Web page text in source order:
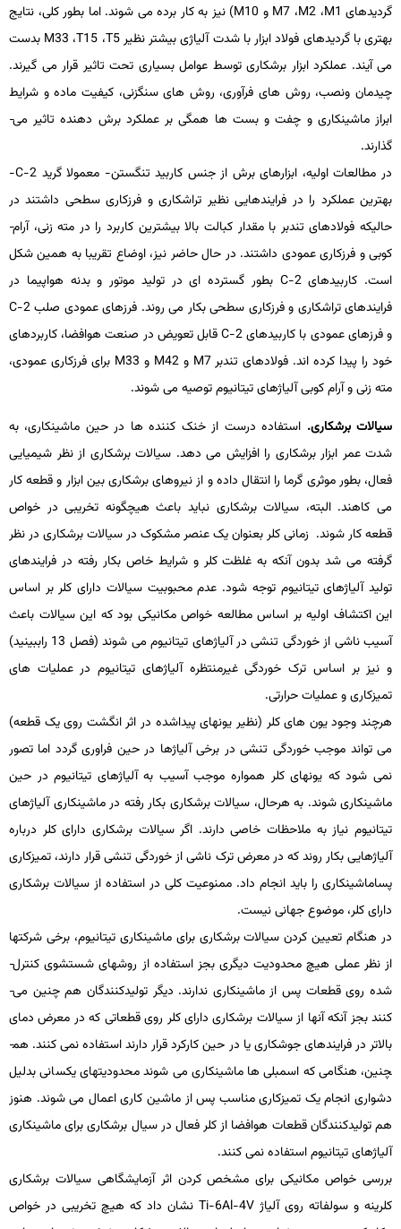
گردیدهای M1،M2، M7 و M10) نیز به کار برده می­ شوند. اما بطور کلی، نتایج
بهتری با گردیدهای فولاد ابزار با شدت آلیاژی بیشتر نظیرT5، T15، M33 بدست
می­ آیند. عملکرد ابزار برشکاری توسط عوامل بسیاری تحت تاثیر قرار می­ گیرند.
چیدمان ونصب، روش­ های فرآوری، روش­ های سنگ­زنی، کیفیت ماده و شرایط
ابراز ماشین­کاری و چفت و بست­ ها همگی بر عملکرد برش ­دهنده تاثیر می­
گذارند.
در مطالعات اولیه، ابزارهای برش از جنس کاربید تنگستن- معمولا گرید C-2
-
بهترین عملکرد را در فرایندهایی نظیر تراشکاری و فرزکاری سطحی داشتند در
حالی­که فولادهای تندبر با مقدار کبالت بالا بیشترین کاربرد را در مته ­زنی، آرام­
کوبی و فرزکاری عمودی داشتند. در حال حاضر نیز، اوضاع تقریبا به همین شکل
است. کاربیدهایC-2 بطور گسترده ­ای در تولید موتور و بدنه هواپیما در
فرایندهای تراشکاری و فرزکاری سطحی بکار می ­روند. فرزهای عمودی صلبC-2
و فرزهای عمودی با کاربیدهایC-2قابل­ تعویض در صنعت هوافضا، کاربردهای
خود را پیدا کرده­ اند. فولادهای تندبرM7 وM42 و M33 برای فرزکاری عمودی،
مته زنی و آرام­ کوبی آلیاژهای تیتانیوم توصیه می­ شوند.
سیالات برشکاری. استفاده درست از خنک کننده ها در حین ماشین­کاری، به
شدت عمر ابزار برشکاری را افزایش می­ دهد. سیالات برشکاری از نظر شیمیایی
فعال، بطور موثری گرما را انتقال داده و از نیروهای برشکاری بین ابزار و قطعه­ کار
می­ کاهند. البته، سیالات برشکاری نباید باعث هیچ­گونه تخریبی در خواص
قطعه­ کار شوند. زمانی کلر بعنوان یک عنصر مشکوک در سیالات برشکاری در نظر
گرفته می­ شد بدون آنکه به غلظت کلر و شرایط خاص بکار رفته در فرایندهای
تولید آلیاژهای تیتانیوم توجه شود. عدم محبوبیت سیالات دارای کلر بر اساس
این اکتشاف اولیه بر اساس مطالعه خواص مکانیکی بود که این سیالات باعث
آسیب ناشی از خوردگی تنشی در آلیاژهای تیتانیوم می ­شوند (فصل 13 راببینید)
و نیز بر اساس ترک­ خوردگی غیرمنتظره آلیاژهای تیتانیوم در عملیات­ های
تمیزکاری و عملیات­ حرارتی.
هرچند وجود یون­ های کلر (نظیر یون­های پیداشده در اثر انگشت روی یک قطعه)
می­ تواند موجب خوردگی تنشی در برخی آلیاژها در حین فراوری گردد اما تصور
نمی­ شود که یون­های کلر همواره موجب آسیب به آلیاژهای تیتانیوم در حین
ماشین­کاری شوند. به هرحال، سیالات برشکاری بکار رفته در ماشین­کاری آلیاژهای
تیتانیوم نیاز به ملاحظات خاصی دارند. اگر سیالات برشکاری دارای کلر درباره
آلیاژهایی بکار روند که در معرض ترک ناشی از خوردگی تنشی قرار دارند، تمیزکاری
پساماشین­کاری را باید انجام داد. ممنوعیت کلی در استفاده از سیالات برشکاری
دارای کلر، موضوع جهانی نیست.
در هنگام تعیین کردن سیالات برشکاری برای ماشین­کاری تیتانیوم، برخی شرکت­ها
از نظر عملی هیچ محدودیت دیگری بجز استفاده از روش­های شستشوی کنترل­
شده روی قطعات پس از ماشین­کاری ندارند. دیگر تولیدکنندگان هم چنین می­
کنند بجز آنکه آنها از سیالات برشکاری دارای کلر روی قطعاتی که در معرض دمای
بالاتر در فرایندهای جوشکاری یا در حین کارکرد قرار دارند استفاده نمی­ کنند. هم­
چنین، هنگامی که اسمبلی­ ها ماشین­کاری می­ شوند محدودیت­های یکسانی بدلیل
دشواری انجام یک تمیزکاری مناسب پس از ماشین­ کاری اعمال می­ شوند. هنوز
هم تولیدکنندگان قطعات هوافضا از کلر فعال در سیال برشکاری برای ماشین­کاری
آلیاژهای تیتانیوم استفاده نمی­ کنند.
بررسی خواص مکانیکی برای مشخص­ کردن اثر آزمایشگاهی سیالات برشکاری
کلرینه و سولفاته روی آلیاژ Ti-6Al-4V نشان داد که هیچ تخریبی در خواص